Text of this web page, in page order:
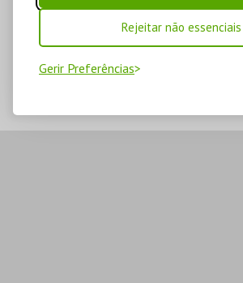
Rejeitar não essenciais
Gerir Preferências